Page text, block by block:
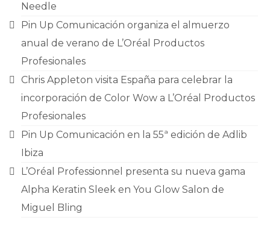
Needle
Pin Up Comunicación organiza el almuerzo
anual de verano de L’Oréal Productos
Profesionales
Chris Appleton visita España para celebrar la
incorporación de Color Wow a L’Oréal Productos
Profesionales
Pin Up Comunicación en la 55ª edición de Adlib
Ibiza
L’Oréal Professionnel presenta su nueva gama
Alpha Keratin Sleek en You Glow Salon de
Miguel Bling